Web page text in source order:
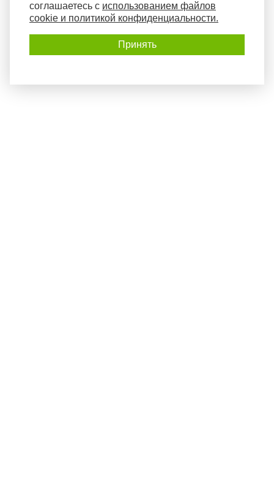
соглашаетесь с использованием файлов
cookie и политикой конфиденциальности.
Принять